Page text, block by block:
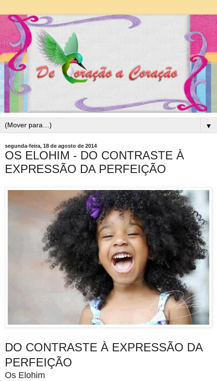
▼
segunda-feira, 18 de agosto de 2014
OS ELOHIM - DO CONTRASTE À
EXPRESSÃO DA PERFEIÇÃO
DO CONTRASTE À EXPRESSÃO DA
PERFEIÇÃO
Os Elohim